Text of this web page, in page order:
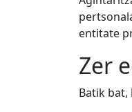
entitate
Zer
Batik